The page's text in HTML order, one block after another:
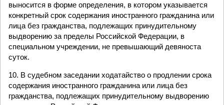
выносится в форме определения, в котором указывается
конкретный срок содержания иностранного гражданина или
лица без гражданства, подлежащих принудительному
выдворению за пределы Российской Федерации, в
специальном учреждении, не превышающий девяноста
суток.
10. В судебном заседании ходатайство о продлении срока
содержания иностранного гражданина или лица без
гражданства, подлежащих принудительному выдворению